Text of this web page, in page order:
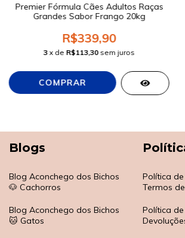
Premier Fórmula Cães Adultos Raças
Grandes Sabor Frango 20kg
R$339,90
3 x de R$113,30 sem juros
Blogs
Blog Aconchego dos Bichos
🐶 Cachorros
Blog Aconchego dos Bichos
🐱 Gatos
Política
Termos
Política